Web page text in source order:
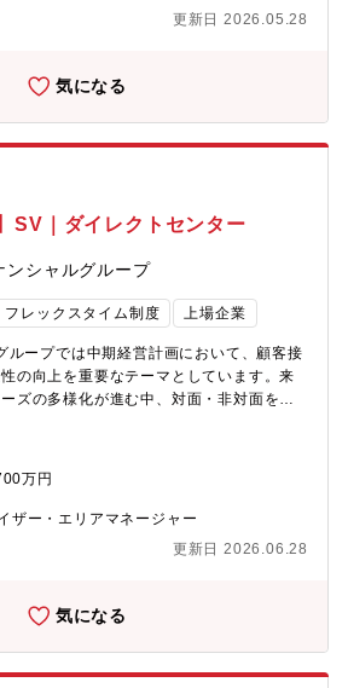
のアセットを使えば、新しい価値を生み出
力が必要です。あなたがこれまで培って
に発揮してみませんか。
案・コンサルティング活動に関する資料
を含む)■担当いただく業務概要共通ポイン
ント及びスマホ決済サービスｄ払い加盟
イアンス開拓(小売業やサービス業等への
、営業の戦略策定、新たなアライアンス戦
ティングソリューション（広告・CRM系
ューションの理解、連携、自社サービス
サルティング活動に関する資料作成、契
関連部門との連携、全国支社・支店との
務の魅力・自身でクライアント企業を担
サルティング」の担当と違い、支社メン
のクライアント企業への提案が可能。※
定業界や特定商品への注力も可能。これ
可能です。・同時に複数企業の提案に携
力」「クロージング力」を鍛えることが
セージ「ドコモ＝携帯電話の会社」だと思
金融・決済、共通ポイント、エンタメ、
まさに今、市場に存在感を示している
」「マーケティングソリューション」を
開始以降、カスタマーサクセス部は様々な
で、日本に新しい価値を生み出す等、あ
せんか？あなたがこれまで培ってきた
に発揮してください。
更新日 2026.05.28
気になる
SV｜ダイレクトセンター
ンシャルグループ
フレックスタイム制度 上場企業
ループでは中期経営計画において、顧客接
の向上を重要なテーマとしています。来
ズの多様化が進む中、対面・非対面を組
ンターは、顧客との継続的な関係構築や
重要なチャネルとして位置づけられてお
応から、顧客接点の戦略的活用へと役割
した変革を踏まえ、組織として成果を創
ルセンター機能を通じて顧客接点の質と量
個々の応対だけでなく、組織として成果
し、営業部門と連携しながら顧客との関
、同社が目指す顧客本位の営業モデルの
ます。■（3） 主な業務内容コールセンタ
万円
ザー・エリアマネージャー
更新日 2026.06.28
気になる